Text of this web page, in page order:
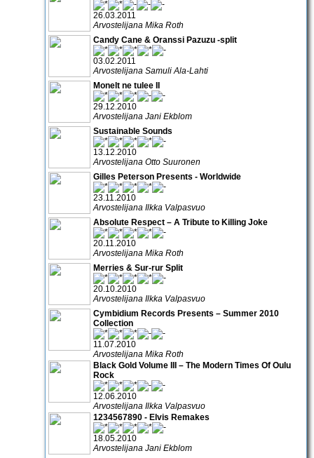
26.03.2011
Arvostelijana Mika Roth
Candy Cane & Oranssi Pazuzu -split
03.02.2011
Arvostelijana Samuli Ala-Lahti
Monelt ne tulee II
29.12.2010
Arvostelijana Jani Ekblom
Sustainable Sounds
13.12.2010
Arvostelijana Otto Suuronen
Gilles Peterson Presents - Worldwide
23.11.2010
Arvostelijana Ilkka Valpasvuo
Absolute Respect – A Tribute to Killing Joke
20.11.2010
Arvostelijana Mika Roth
Merries & Sur-rur Split
20.10.2010
Arvostelijana Ilkka Valpasvuo
Cymbidium Records Presents – Summer 2010
Collection
11.07.2010
Arvostelijana Mika Roth
Black Gold Volume III – The Modern Times Of Oulu
Rock
12.06.2010
Arvostelijana Ilkka Valpasvuo
1234567890 - Elvis Remakes
18.05.2010
Arvostelijana Jani Ekblom